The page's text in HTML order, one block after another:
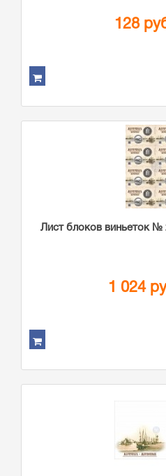
128
Лист блоков виньеток
1 024